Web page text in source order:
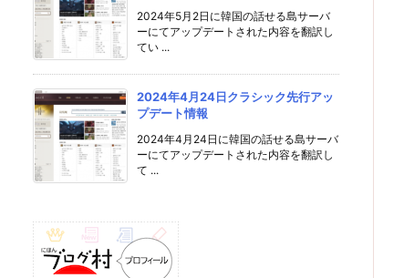
2024年5月2日に韓国の話せる島サーバ
ーにてアップデートされた内容を翻訳し
てい ...
2024年4月24日クラシック先行アッ
プデート情報
2024年4月24日に韓国の話せる島サーバ
ーにてアップデートされた内容を翻訳し
て ...